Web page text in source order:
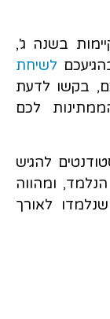
בשנה ג',
לשיחת
בקשו לדעת
לכם
להגיש
ומהווה
לאורך